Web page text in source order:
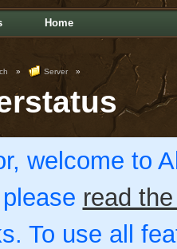
Home
» Server »
welcome to
read
To use all